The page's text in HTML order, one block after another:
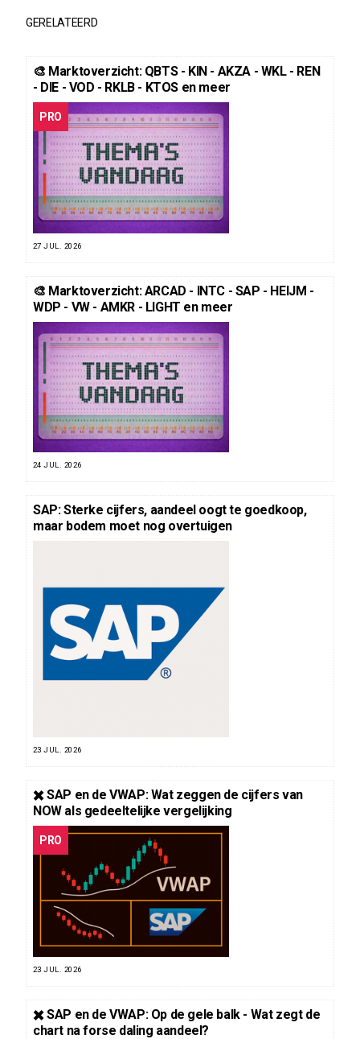
GERELATEERD
🎨 Marktoverzicht: QBTS - KIN - AKZA - WKL - REN
- DIE - VOD - RKLB - KTOS en meer
PRO
27 JUL. 2026
🎨 Marktoverzicht: ARCAD - INTC - SAP - HEIJM -
WDP - VW - AMKR - LIGHT en meer
24 JUL. 2026
SAP: Sterke cijfers, aandeel oogt te goedkoop,
maar bodem moet nog overtuigen
23 JUL. 2026
✖️ SAP en de VWAP: Wat zeggen de cijfers van
NOW als gedeeltelijke vergelijking
PRO
23 JUL. 2026
✖️ SAP en de VWAP: Op de gele balk - Wat zegt de
chart na forse daling aandeel?